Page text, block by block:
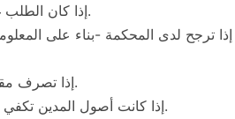
1- إذا كان الطلب غير مستوف للمتطلبات النظامية أو غير مكتمل دون مسوغ مقبول.
3- إذا تصرف مقدم الطلب بسوء نية أو انطوى الطلب على إساءة استغلال للإجراء.
4- إذا كانت أصول المدين تكفي للوفاء بمصروفات إجراء التصفية أو إجراء التصفية لصغار المدينين.